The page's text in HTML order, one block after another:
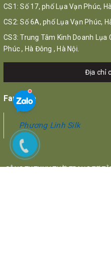
CS1: Số 17, phố Lụa Vạn Phúc,
CS2: Số 6A, phố Lụa Vạn Phúc,
CS3: Trung Tâm Kinh Doanh Lụa
Phúc , Hà Đông , Hà Nội.
Địa chỉ
CÔNG TY TNHH THỜI TRANG TƠ
Fanpage
Phương Linh Silk